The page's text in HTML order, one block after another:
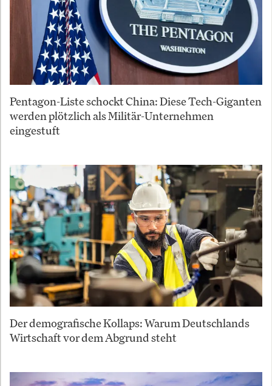
Pentagon-Liste schockt China: Diese Tech-Giganten
werden plötzlich als Militär-Unternehmen
eingestuft
Der demografische Kollaps: Warum Deutschlands
Wirtschaft vor dem Abgrund steht